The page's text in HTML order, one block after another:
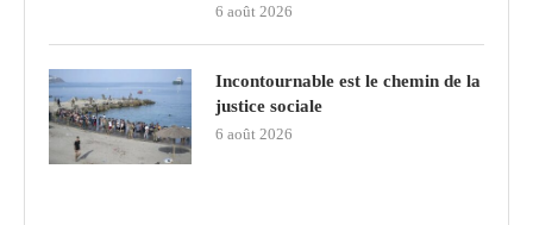
6 août 2026
Incontournable est le chemin de la
justice sociale
6 août 2026